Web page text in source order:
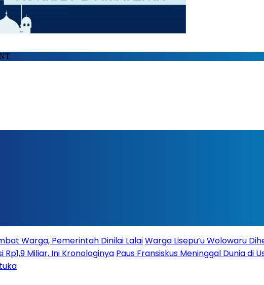
Warga, Pemerintah Dinilai LalaiWarga Lisepu’u Wolowaru
Miliar, Ini Kronologinya Paus Fransiskus Meninggal Dunia di